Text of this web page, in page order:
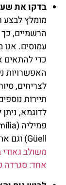
בדקו את
מומלץ
הרשמיים,
עמוסים. אנו
כדי להתאים
האפשרויות
לצריחים,
תיירות
לדוגמא,
Güell) וגם את קאזה באליו (Casa Batlló) בקישור
אחד: סגרדה